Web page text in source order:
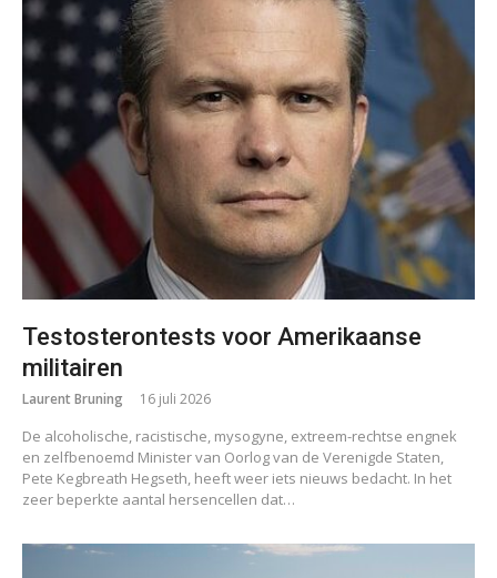
Testosterontests voor Amerikaanse
militairen
Laurent Bruning 16 juli 2026
De alcoholische, racistische, mysogyne, extreem-rechtse engnek
en zelfbenoemd Minister van Oorlog van de Verenigde Staten,
Pete Kegbreath Hegseth, heeft weer iets nieuws bedacht. In het
zeer beperkte aantal hersencellen dat…